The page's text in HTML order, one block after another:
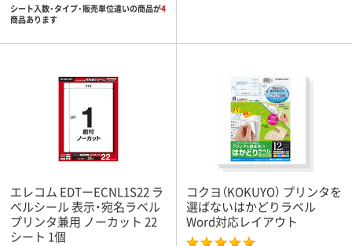
シート入数・タイプ・販売単位違いの商品が4
商品あります
エレコム EDTーECNL1S22 ラ
ベルシール 表示・宛名ラベル
プリンタ兼用 ノーカット 22
シート 1個
コクヨ（KOKUYO） プリンタを
選ばないはかどりラベル
Word対応レイアウト